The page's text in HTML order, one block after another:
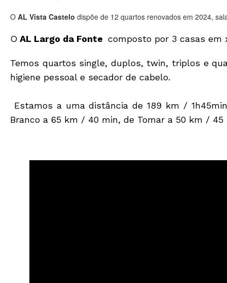
O AL Vista Castelo dispõe de 12 quartos renovados em 2024,
O AL Largo da Fonte composto por 3 casas em
Temos quartos single, duplos, twin, triplos e
higiene pessoal e secador de cabelo.
Estamos a uma distância de 189 km /
Branco a 65 km / 40 min, de Tomar a 50 km /